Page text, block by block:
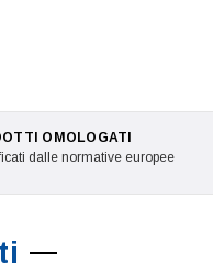
OMOLOGATI
dalle normative europee